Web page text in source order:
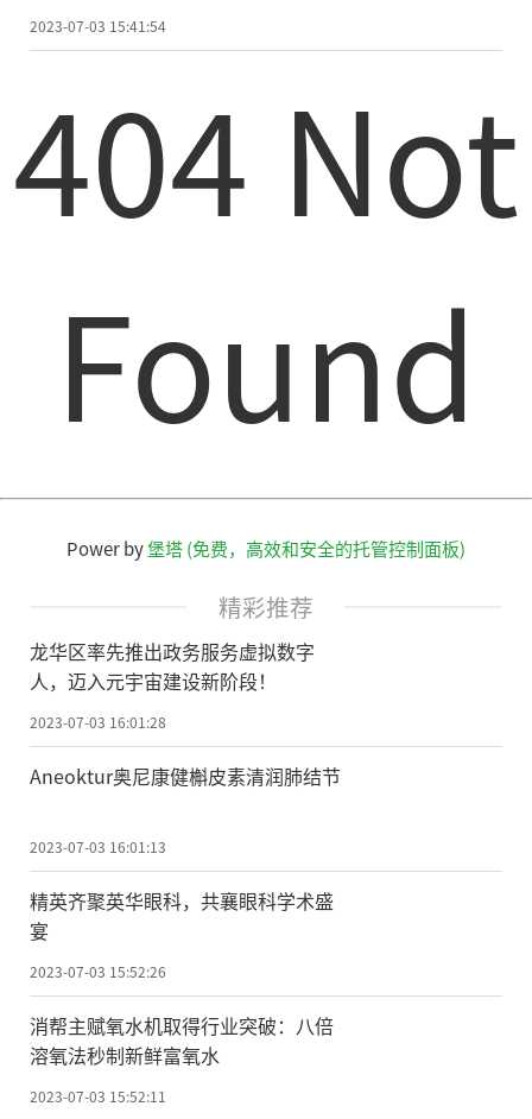
2023-07-03 15:41:54
404 Not
Found
Power by堡塔 (免费，高效和安全的托管控制面板)
精彩推荐
龙华区率先推出政务服务虚拟数字
人，迈入元宇宙建设新阶段！
2023-07-03 16:01:28
Aneoktur奥尼康健槲皮素清润肺结节
2023-07-03 16:01:13
精英齐聚英华眼科，共襄眼科学术盛
宴
2023-07-03 15:52:26
消帮主赋氧水机取得行业突破：八倍
溶氧法秒制新鲜富氧水
2023-07-03 15:52:11